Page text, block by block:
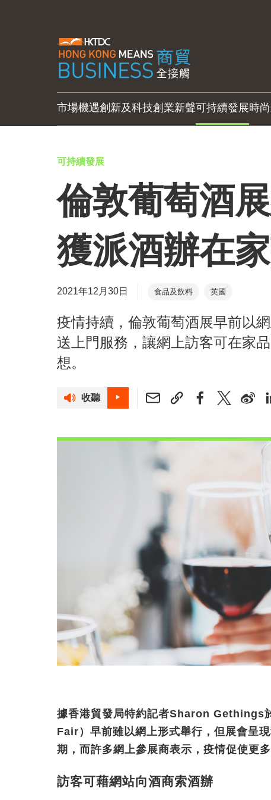
市場機遇創新及科技創業新聲可持續發展時
可持續發展
倫敦葡萄酒
獲派酒辦在
2021年12月30日 食品及飲料 英國
疫情持續，倫敦葡萄酒展早前以
送上門服務，讓網上訪客可在家
想。
收聽
據香港貿發局特約記者Sharon Gethings
Fair）早前雖以網上形式舉行，但展會呈
期，而許多網上參展商表示，疫情促使更
訪客可藉網站向酒商索酒辦